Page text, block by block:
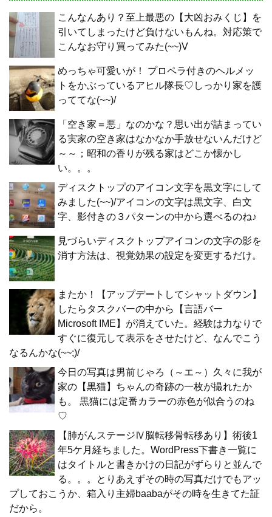
こんなんあり？至上最悪の【大凶おみくじ】を
引いてしまったけど負けないもんね。対応策で
こんなお守り買ってみた(~~)V
めっちゃ可愛いが！ プロペラ付きのヘルメッ
トをかぶっているアヒル隊長♡しっかり家を護
っててな(~~)/
「空き家＝悪」なのかな？思い出が詰まってい
る実家の空き家はなかなか手放せないんだけど
～～；昭和の香りが残る家はどこか懐かし
い。。。
ディスクトップのアイコン文字を黒文字にして
みました(~~)/アイコンの文字は黒文字、白文
字、影付きの３パターンの中から選べるのね♪
見づらいディスクトップアイコンの文字の影を
消す方法は、視覚効果の設定を変更するだけ。
またか！【アップデートしてシャットダウン】
したらタスクバーの中から【言語バー
Microsoft IME】が消えていた。経験は力なりで
すぐに復元して表示をさせたけど、なんでこう
なるんかな(~~;)/
今日の写真は男前じゃろ（～エ～）久々に我が
家の【黒猫】ちゃんの奇跡の一枚が撮れたか
も。 黒猫には定番カラーの赤色が似合うのね
♡
【肺がんステージⅣ脳転移骨転移あり】術後1
年5ケ月経ちました。WordPress下書き一覧に
はタイトルと書きかけの日記がずらりと並んで
る。。。とりあえずその時の写真だけでもアッ
プしておこうか、箱入り主婦baabaがその時を生きてた証
だから。